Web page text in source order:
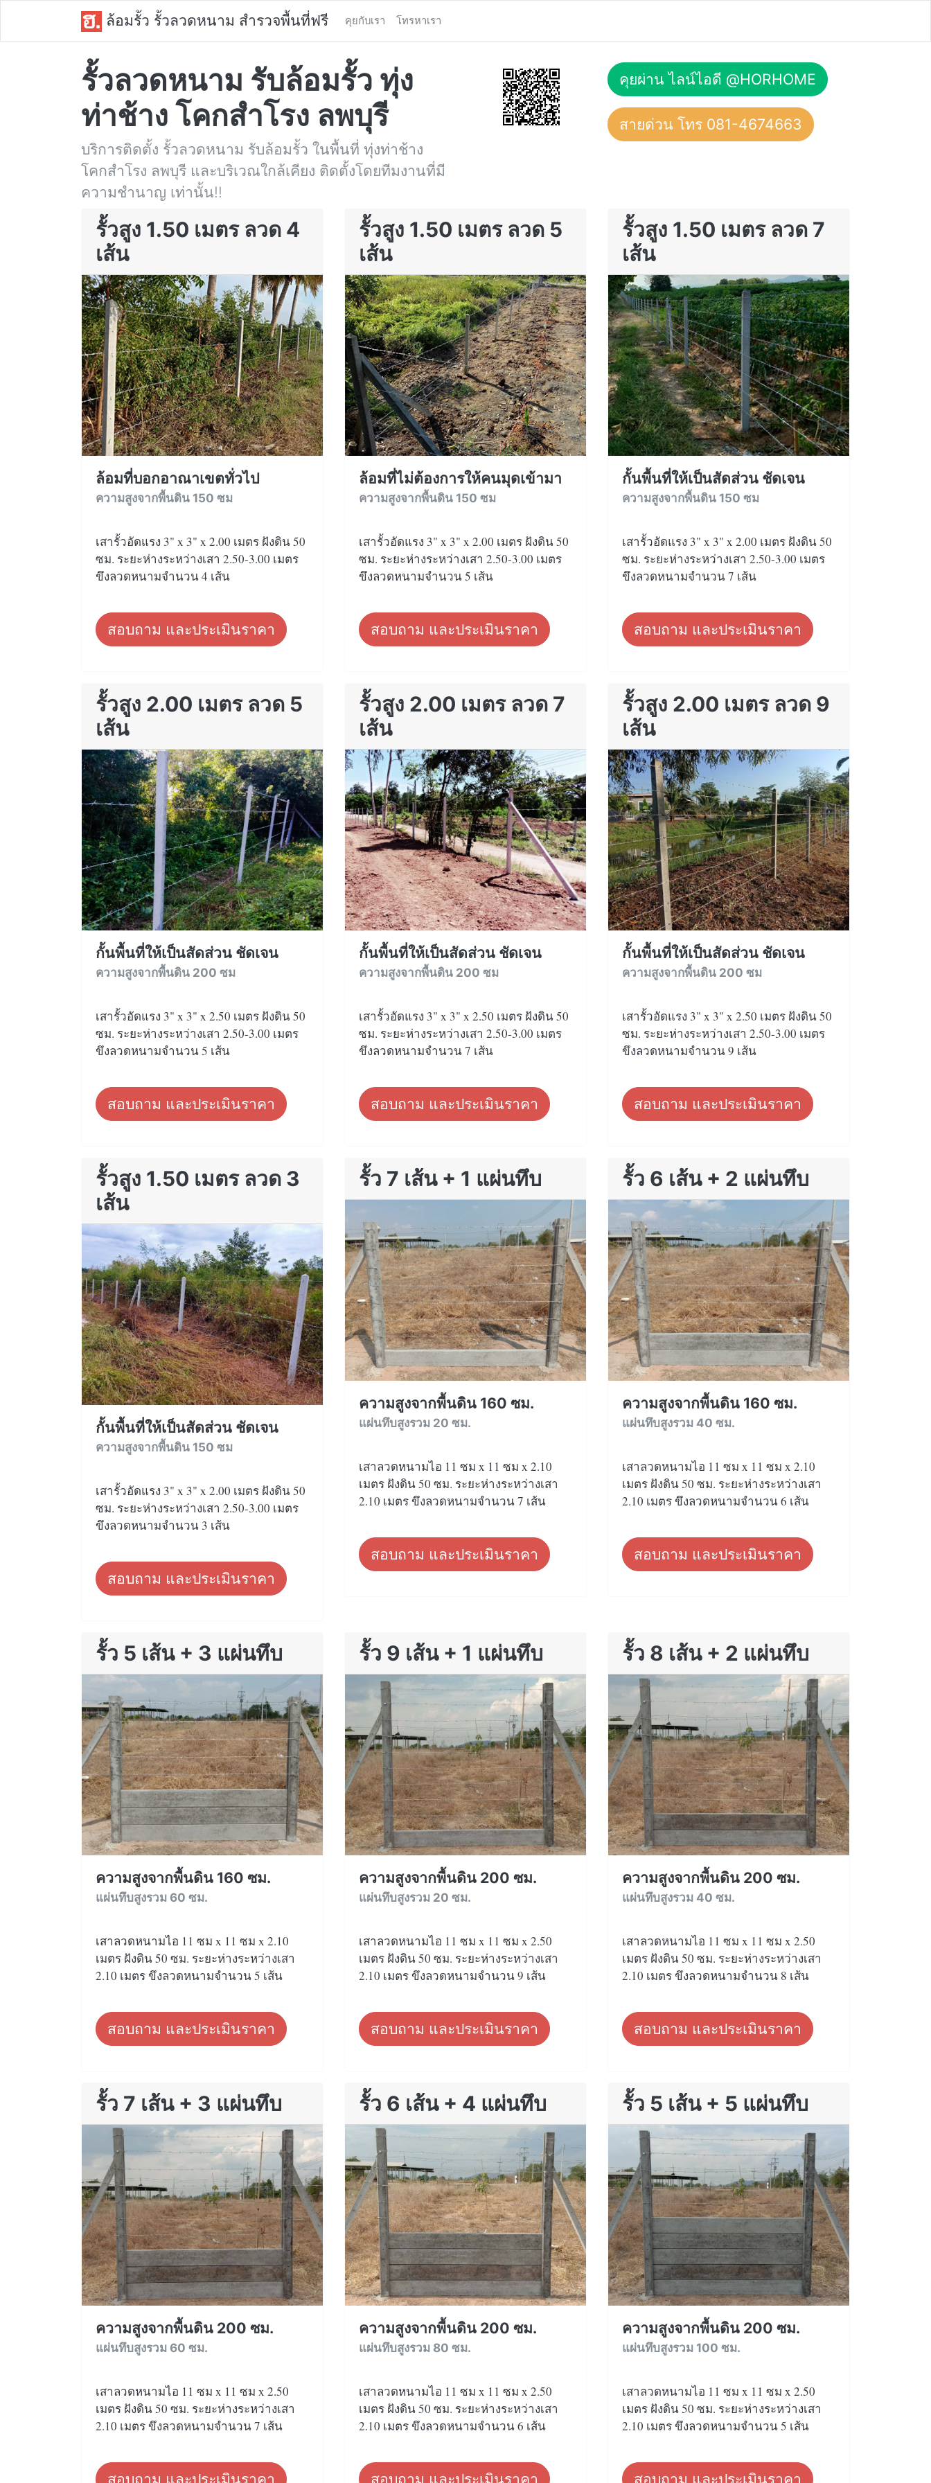
ล้อมรั้ว รั้วลวดหนาม สำรวจพื้นที่ฟรี คุยกับเรา โทรหาเรา
รั้วลวดหนาม รับล้อมรั้ว ทุ่ง
ท่าช้าง โคกสำโรง ลพบุรี
บริการติดตั้ง รั้วลวดหนาม รับล้อมรั้ว ในพื้นที่ ทุ่งท่าช้าง
โคกสำโรง ลพบุรี และบริเวณใกล้เคียง ติดตั้งโดยทีมงานที่มี
ความชำนาญ เท่านั้น!!
คุยผ่าน ไลน์ไอดี @HORHOME
สายด่วน โทร 081-4674663
รั้วสูง 1.50 เมตร ลวด 4
เส้น
ล้อมที่บอกอาณาเขตทั่วไป
ความสูงจากพื้นดิน 150 ซม
เสารั้วอัดแรง 3" x 3" x 2.00 เมตร ฝังดิน 50
ซม. ระยะห่างระหว่างเสา 2.50-3.00 เมตร
ขึงลวดหนามจำนวน 4 เส้น
สอบถาม และประเมินราคา
รั้วสูง 1.50 เมตร ลวด 5
เส้น
ล้อมที่ไม่ต้องการให้คนมุดเข้ามา
ความสูงจากพื้นดิน 150 ซม
เสารั้วอัดแรง 3" x 3" x 2.00 เมตร ฝังดิน 50
ซม. ระยะห่างระหว่างเสา 2.50-3.00 เมตร
ขึงลวดหนามจำนวน 5 เส้น
สอบถาม และประเมินราคา
รั้วสูง 1.50 เมตร ลวด 7
เส้น
กั้นพื้นที่ให้เป็นสัดส่วน ชัดเจน
ความสูงจากพื้นดิน 150 ซม
เสารั้วอัดแรง 3" x 3" x 2.00 เมตร ฝังดิน 50
ซม. ระยะห่างระหว่างเสา 2.50-3.00 เมตร
ขึงลวดหนามจำนวน 7 เส้น
สอบถาม และประเมินราคา
รั้วสูง 2.00 เมตร ลวด 5
เส้น
กั้นพื้นที่ให้เป็นสัดส่วน ชัดเจน
ความสูงจากพื้นดิน 200 ซม
เสารั้วอัดแรง 3" x 3" x 2.50 เมตร ฝังดิน 50
ซม. ระยะห่างระหว่างเสา 2.50-3.00 เมตร
ขึงลวดหนามจำนวน 5 เส้น
สอบถาม และประเมินราคา
รั้วสูง 2.00 เมตร ลวด 7
เส้น
กั้นพื้นที่ให้เป็นสัดส่วน ชัดเจน
ความสูงจากพื้นดิน 200 ซม
เสารั้วอัดแรง 3" x 3" x 2.50 เมตร ฝังดิน 50
ซม. ระยะห่างระหว่างเสา 2.50-3.00 เมตร
ขึงลวดหนามจำนวน 7 เส้น
สอบถาม และประเมินราคา
รั้วสูง 2.00 เมตร ลวด 9
เส้น
กั้นพื้นที่ให้เป็นสัดส่วน ชัดเจน
ความสูงจากพื้นดิน 200 ซม
เสารั้วอัดแรง 3" x 3" x 2.50 เมตร ฝังดิน 50
ซม. ระยะห่างระหว่างเสา 2.50-3.00 เมตร
ขึงลวดหนามจำนวน 9 เส้น
สอบถาม และประเมินราคา
รั้วสูง 1.50 เมตร ลวด 3
เส้น
กั้นพื้นที่ให้เป็นสัดส่วน ชัดเจน
ความสูงจากพื้นดิน 150 ซม
เสารั้วอัดแรง 3" x 3" x 2.00 เมตร ฝังดิน 50
ซม. ระยะห่างระหว่างเสา 2.50-3.00 เมตร
ขึงลวดหนามจำนวน 3 เส้น
สอบถาม และประเมินราคา
รั้ว 7 เส้น + 1 แผ่นทึบ
ความสูงจากพื้นดิน 160 ซม.
แผ่นทึบสูงรวม 20 ซม.
เสาลวดหนามไอ 11 ซม x 11 ซม x 2.10
เมตร ฝังดิน 50 ซม. ระยะห่างระหว่างเสา
2.10 เมตร ขึงลวดหนามจำนวน 7 เส้น
สอบถาม และประเมินราคา
รั้ว 6 เส้น + 2 แผ่นทึบ
ความสูงจากพื้นดิน 160 ซม.
แผ่นทึบสูงรวม 40 ซม.
เสาลวดหนามไอ 11 ซม x 11 ซม x 2.10
เมตร ฝังดิน 50 ซม. ระยะห่างระหว่างเสา
2.10 เมตร ขึงลวดหนามจำนวน 6 เส้น
สอบถาม และประเมินราคา
รั้ว 5 เส้น + 3 แผ่นทึบ
ความสูงจากพื้นดิน 160 ซม.
แผ่นทึบสูงรวม 60 ซม.
เสาลวดหนามไอ 11 ซม x 11 ซม x 2.10
เมตร ฝังดิน 50 ซม. ระยะห่างระหว่างเสา
2.10 เมตร ขึงลวดหนามจำนวน 5 เส้น
สอบถาม และประเมินราคา
รั้ว 9 เส้น + 1 แผ่นทึบ
ความสูงจากพื้นดิน 200 ซม.
แผ่นทึบสูงรวม 20 ซม.
เสาลวดหนามไอ 11 ซม x 11 ซม x 2.50
เมตร ฝังดิน 50 ซม. ระยะห่างระหว่างเสา
2.10 เมตร ขึงลวดหนามจำนวน 9 เส้น
สอบถาม และประเมินราคา
รั้ว 8 เส้น + 2 แผ่นทึบ
ความสูงจากพื้นดิน 200 ซม.
แผ่นทึบสูงรวม 40 ซม.
เสาลวดหนามไอ 11 ซม x 11 ซม x 2.50
เมตร ฝังดิน 50 ซม. ระยะห่างระหว่างเสา
2.10 เมตร ขึงลวดหนามจำนวน 8 เส้น
สอบถาม และประเมินราคา
รั้ว 7 เส้น + 3 แผ่นทึบ
ความสูงจากพื้นดิน 200 ซม.
แผ่นทึบสูงรวม 60 ซม.
เสาลวดหนามไอ 11 ซม x 11 ซม x 2.50
เมตร ฝังดิน 50 ซม. ระยะห่างระหว่างเสา
2.10 เมตร ขึงลวดหนามจำนวน 7 เส้น
สอบถาม และประเมินราคา
รั้ว 6 เส้น + 4 แผ่นทึบ
ความสูงจากพื้นดิน 200 ซม.
แผ่นทึบสูงรวม 80 ซม.
เสาลวดหนามไอ 11 ซม x 11 ซม x 2.50
เมตร ฝังดิน 50 ซม. ระยะห่างระหว่างเสา
2.10 เมตร ขึงลวดหนามจำนวน 6 เส้น
สอบถาม และประเมินราคา
รั้ว 5 เส้น + 5 แผ่นทึบ
ความสูงจากพื้นดิน 200 ซม.
แผ่นทึบสูงรวม 100 ซม.
เสาลวดหนามไอ 11 ซม x 11 ซม x 2.50
เมตร ฝังดิน 50 ซม. ระยะห่างระหว่างเสา
2.10 เมตร ขึงลวดหนามจำนวน 5 เส้น
สอบถาม และประเมินราคา